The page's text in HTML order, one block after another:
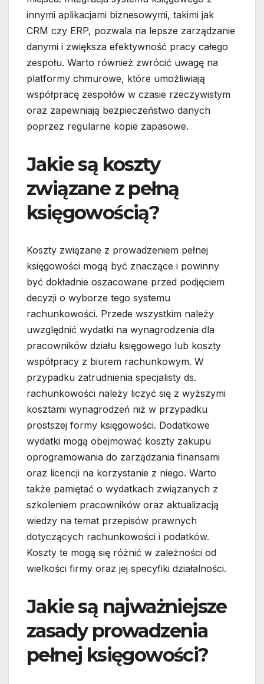
innymi aplikacjami biznesowymi, takimi jak
CRM czy ERP, pozwala na lepsze zarządzanie
danymi i zwiększa efektywność pracy całego
zespołu. Warto również zwrócić uwagę na
platformy chmurowe, które umożliwiają
współpracę zespołów w czasie rzeczywistym
oraz zapewniają bezpieczeństwo danych
poprzez regularne kopie zapasowe.
Jakie są koszty
związane z pełną
księgowością?
Koszty związane z prowadzeniem pełnej
księgowości mogą być znaczące i powinny
być dokładnie oszacowane przed podjęciem
decyzji o wyborze tego systemu
rachunkowości. Przede wszystkim należy
uwzględnić wydatki na wynagrodzenia dla
pracowników działu księgowego lub koszty
współpracy z biurem rachunkowym. W
przypadku zatrudnienia specjalisty ds.
rachunkowości należy liczyć się z wyższymi
kosztami wynagrodzeń niż w przypadku
prostszej formy księgowości. Dodatkowe
wydatki mogą obejmować koszty zakupu
oprogramowania do zarządzania finansami
oraz licencji na korzystanie z niego. Warto
także pamiętać o wydatkach związanych z
szkoleniem pracowników oraz aktualizacją
wiedzy na temat przepisów prawnych
dotyczących rachunkowości i podatków.
Koszty te mogą się różnić w zależności od
wielkości firmy oraz jej specyfiki działalności.
Jakie są najważniejsze
zasady prowadzenia
pełnej księgowości?